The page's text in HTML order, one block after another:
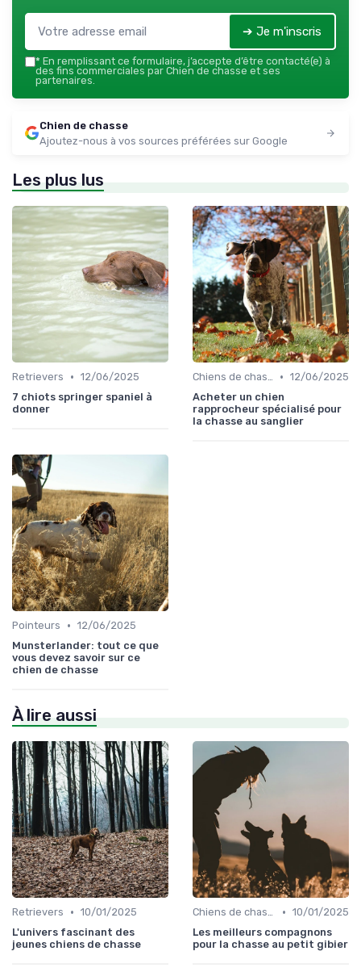
➔ Je m'inscris
* En remplissant ce formulaire, j’accepte d’être contacté(e) à
des fins commerciales par Chien de chasse et ses
partenaires.
Chien de chasse
Ajoutez-nous à vos sources préférées sur Google
Les plus lus
Retrievers • 12/06/2025
7 chiots springer spaniel à
donner
Chiens de chasse au sanglier • 12/06/2025
Acheter un chien
rapprocheur spécialisé pour
la chasse au sanglier
Pointeurs • 12/06/2025
Munsterlander: tout ce que
vous devez savoir sur ce
chien de chasse
À lire aussi
Retrievers • 10/01/2025
L'univers fascinant des
jeunes chiens de chasse
Chiens de chasse au sanglier • 10/01/2025
Les meilleurs compagnons
pour la chasse au petit gibier